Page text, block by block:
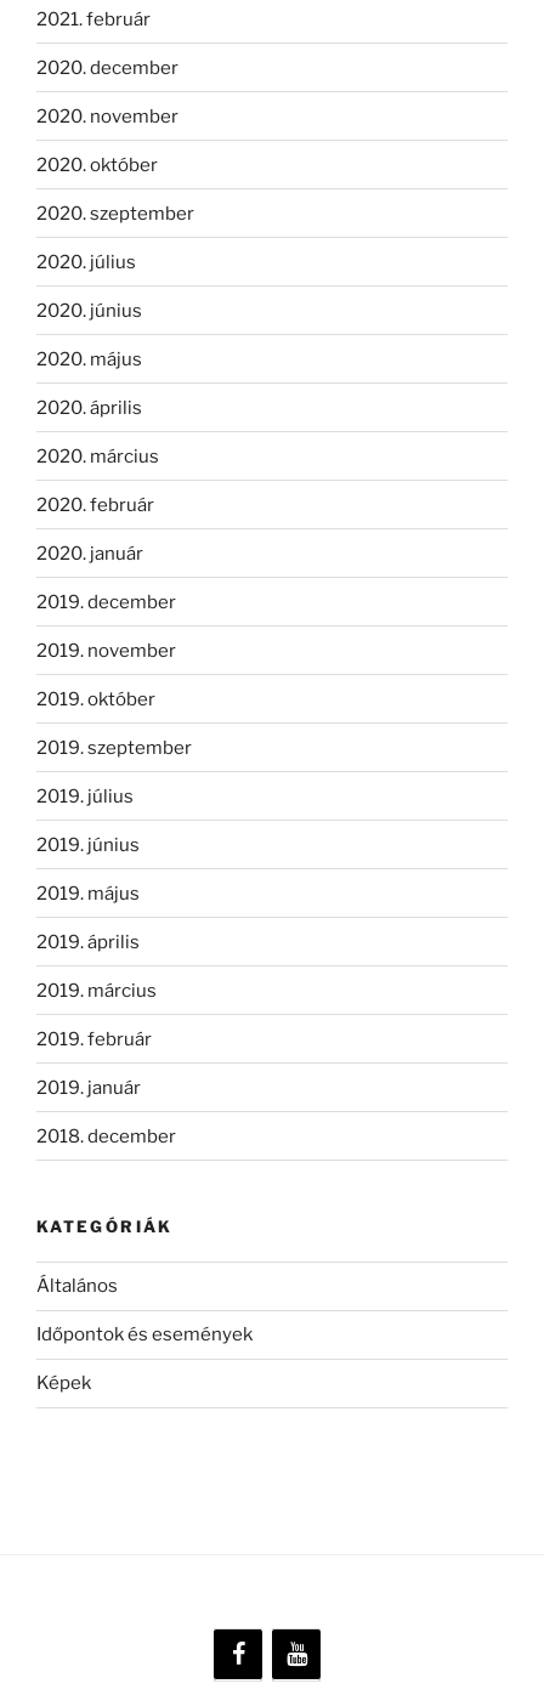
2021. február
2020. december
2020. november
2020. október
2020. szeptember
2020. július
2020. június
2020. május
2020. április
2020. március
2020. február
2020. január
2019. december
2019. november
2019. október
2019. szeptember
2019. július
2019. június
2019. május
2019. április
2019. március
2019. február
2019. január
2018. december
KATEGÓRIÁK
Általános
Időpontok és események
Képek